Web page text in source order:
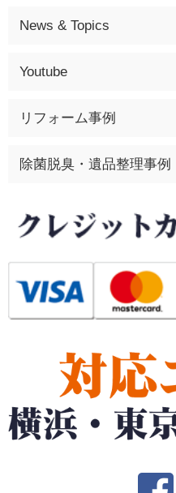
News & Topics
Youtube
リフォーム事例
除菌脱臭・遺品整理事例